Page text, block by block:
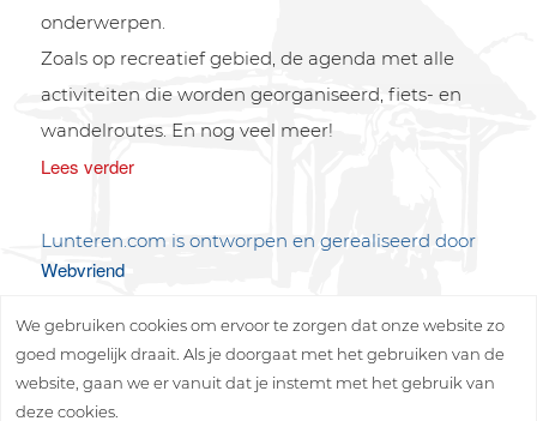
onderwerpen.
Zoals op recreatief gebied, de agenda met alle
activiteiten die worden georganiseerd, fiets- en
wandelroutes. En nog veel meer!
Lees verder
Lunteren.com is ontworpen en gerealiseerd door
Webvriend
We gebruiken cookies om ervoor te zorgen dat onze website zo
goed mogelijk draait. Als je doorgaat met het gebruiken van de
website, gaan we er vanuit dat je instemt met het gebruik van
deze cookies.